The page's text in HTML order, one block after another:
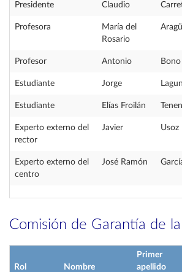
Presidente Claudio
Profesora
María del
Rosario
Profesor Antonio Bono
Estudiante Jorge
Estudiante Elías Froilán
Experto externo del
rector
Javier Usoz
Experto externo del
centro
José Ramón
Comisión de Garantía de
Rol Nombre
Primer
apellido